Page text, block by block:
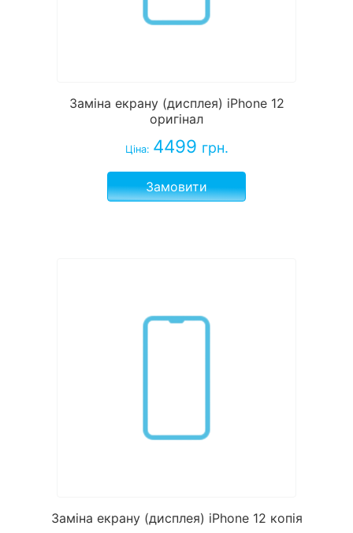
Заміна екрану (дисплея) iPhone 12
оригінал
Ціна: 4499 грн.
Замовити
Заміна екрану (дисплея) iPhone 12 копія